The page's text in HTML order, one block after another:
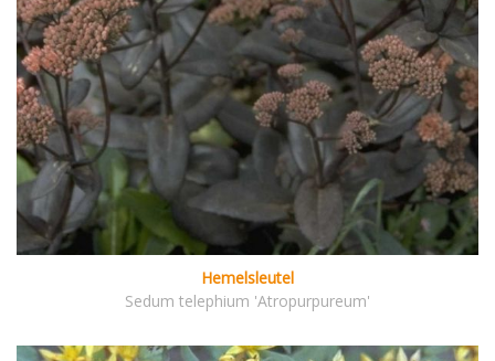
Hemelsleutel
Sedum telephium 'Atropurpureum'